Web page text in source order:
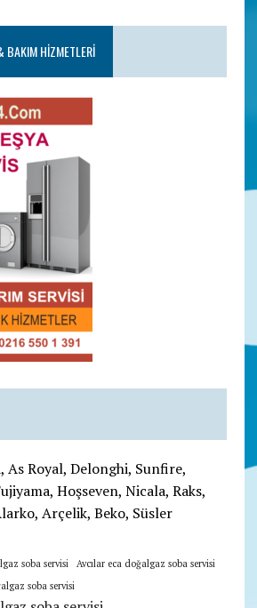
BAKIM HIZMETLERI
As Royal, Delonghi, Sunfire,
Hoşseven, Nicala, Raks,
Arçelik, Beko, Süsler
soba servisi
Avcılar eca doğalgaz soba servisi
soba servisi